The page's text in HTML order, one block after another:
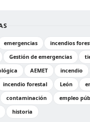
emergencias incendios
Gestión de emergencias
AEMET incendio
incendio forestal León
contaminación
empleo
historia